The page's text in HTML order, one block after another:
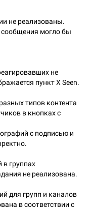
не реализованы.
могло бы
не
пункт Х Seen.
типов контента
в кнопках с
с подписью и
в группах
не реализована.
для групп и каналов
в соответствии с